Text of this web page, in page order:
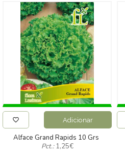
Adicionar
Alface Grand Rapids 10 Grs
Pct.:1,25€